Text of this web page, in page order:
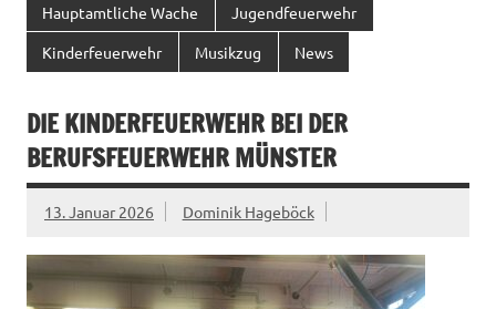
Hauptamtliche Wache Jugendfeuerwehr
Kinderfeuerwehr Musikzug News
DIE KINDERFEUERWEHR BEI DER
BERUFSFEUERWEHR MÜNSTER
13. Januar 2026 Dominik Hageböck